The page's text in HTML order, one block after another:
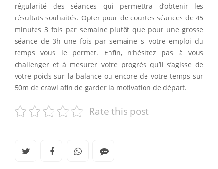
régularité des séances qui permettra d’obtenir les
résultats souhaités. Opter pour de courtes séances de 45
minutes 3 fois par semaine plutôt que pour une grosse
séance de 3h une fois par semaine si votre emploi du
temps vous le permet. Enfin, n’hésitez pas à vous
challenger et à mesurer votre progrès qu’il s’agisse de
votre poids sur la balance ou encore de votre temps sur
50m de crawl afin de garder la motivation de départ.
Rate this post